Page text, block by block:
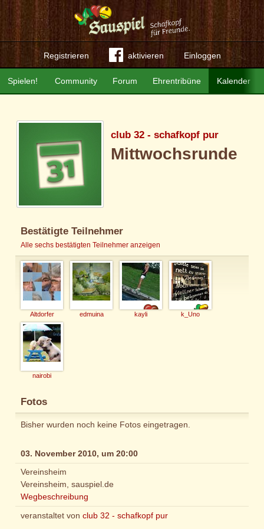
Registrieren aktivieren Einloggen
Community Forum Ehrentribüne Kalender
Spielen!
club 32 - schafkopf pur
Mittwochsrunde
Bestätigte Teilnehmer
Alle sechs bestätigten Teilnehmer anzeigen
Altdorfer edmuina kayli k_Uno
nairobi
Fotos
Bisher wurden noch keine Fotos eingetragen.
03. November 2010, um 20:00
Vereinsheim
Vereinsheim, sauspiel.de
Wegbeschreibung
veranstaltet von club 32 - schafkopf pur